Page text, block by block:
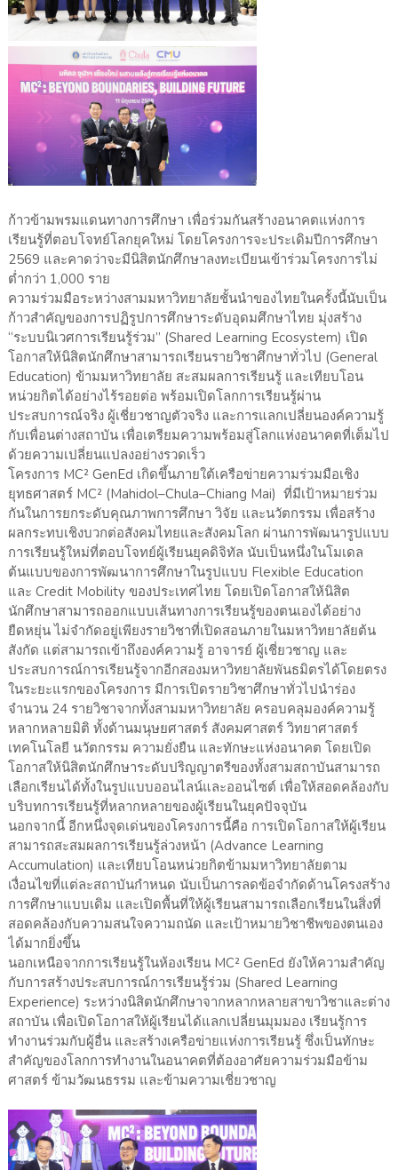
ก้าวข้ามพรมแดนทางการศึกษา เพื่อร่วมกันสร้างอนาคตแห่งการ
เรียนรู้ที่ตอบโจทย์โลกยุคใหม่ โดยโครงการจะประเดิมปีการศึกษา
2569 และคาดว่าจะมีนิสิตนักศึกษาลงทะเบียนเข้าร่วมโครงการไม่
ต่ำกว่า 1,000 ราย
ความร่วมมือระหว่างสามมหาวิทยาลัยชั้นนำของไทยในครั้งนี้นับเป็น
ก้าวสำคัญของการปฏิรูปการศึกษาระดับอุดมศึกษาไทย มุ่งสร้าง
“ระบบนิเวศการเรียนรู้ร่วม” (Shared Learning Ecosystem) เปิด
โอกาสให้นิสิตนักศึกษาสามารถเรียนรายวิชาศึกษาทั่วไป (General
Education) ข้ามมหาวิทยาลัย สะสมผลการเรียนรู้ และเทียบโอน
หน่วยกิตได้อย่างไร้รอยต่อ พร้อมเปิดโลกการเรียนรู้ผ่าน
ประสบการณ์จริง ผู้เชี่ยวชาญตัวจริง และการแลกเปลี่ยนองค์ความรู้
กับเพื่อนต่างสถาบัน เพื่อเตรียมความพร้อมสู่โลกแห่งอนาคตที่เต็มไป
ด้วยความเปลี่ยนแปลงอย่างรวดเร็ว
โครงการ MC² GenEd เกิดขึ้นภายใต้เครือข่ายความร่วมมือเชิง
ยุทธศาสตร์ MC² (Mahidol–Chula–Chiang Mai) ที่มีเป้าหมายร่วม
กันในการยกระดับคุณภาพการศึกษา วิจัย และนวัตกรรม เพื่อสร้าง
ผลกระทบเชิงบวกต่อสังคมไทยและสังคมโลก ผ่านการพัฒนารูปแบบ
การเรียนรู้ใหม่ที่ตอบโจทย์ผู้เรียนยุคดิจิทัล นับเป็นหนึ่งในโมเดล
ต้นแบบของการพัฒนาการศึกษาในรูปแบบ Flexible Education
และ Credit Mobility ของประเทศไทย โดยเปิดโอกาสให้นิสิต
นักศึกษาสามารถออกแบบเส้นทางการเรียนรู้ของตนเองได้อย่าง
ยืดหยุ่น ไม่จำกัดอยู่เพียงรายวิชาที่เปิดสอนภายในมหาวิทยาลัยต้น
สังกัด แต่สามารถเข้าถึงองค์ความรู้ อาจารย์ ผู้เชี่ยวชาญ และ
ประสบการณ์การเรียนรู้จากอีกสองมหาวิทยาลัยพันธมิตรได้โดยตรง
ในระยะแรกของโครงการ มีการเปิดรายวิชาศึกษาทั่วไปนำร่อง
จำนวน 24 รายวิชาจากทั้งสามมหาวิทยาลัย ครอบคลุมองค์ความรู้
หลากหลายมิติ ทั้งด้านมนุษยศาสตร์ สังคมศาสตร์ วิทยาศาสตร์
เทคโนโลยี นวัตกรรม ความยั่งยืน และทักษะแห่งอนาคต โดยเปิด
โอกาสให้นิสิตนักศึกษาระดับปริญญาตรีของทั้งสามสถาบันสามารถ
เลือกเรียนได้ทั้งในรูปแบบออนไลน์และออนไซต์ เพื่อให้สอดคล้องกับ
บริบทการเรียนรู้ที่หลากหลายของผู้เรียนในยุคปัจจุบัน
นอกจากนี้ อีกหนึ่งจุดเด่นของโครงการนี้คือ การเปิดโอกาสให้ผู้เรียน
สามารถสะสมผลการเรียนรู้ล่วงหน้า (Advance Learning
Accumulation) และเทียบโอนหน่วยกิตข้ามมหาวิทยาลัยตาม
เงื่อนไขที่แต่ละสถาบันกำหนด นับเป็นการลดข้อจำกัดด้านโครงสร้าง
การศึกษาแบบเดิม และเปิดพื้นที่ให้ผู้เรียนสามารถเลือกเรียนในสิ่งที่
สอดคล้องกับความสนใจความถนัด และเป้าหมายวิชาชีพของตนเอง
ได้มากยิ่งขึ้น
นอกเหนือจากการเรียนรู้ในห้องเรียน MC² GenEd ยังให้ความสำคัญ
กับการสร้างประสบการณ์การเรียนรู้ร่วม (Shared Learning
Experience) ระหว่างนิสิตนักศึกษาจากหลากหลายสาขาวิชาและต่าง
สถาบัน เพื่อเปิดโอกาสให้ผู้เรียนได้แลกเปลี่ยนมุมมอง เรียนรู้การ
ทำงานร่วมกับผู้อื่น และสร้างเครือข่ายแห่งการเรียนรู้ ซึ่งเป็นทักษะ
สำคัญของโลกการทำงานในอนาคตที่ต้องอาศัยความร่วมมือข้าม
ศาสตร์ ข้ามวัฒนธรรม และข้ามความเชี่ยวชาญ